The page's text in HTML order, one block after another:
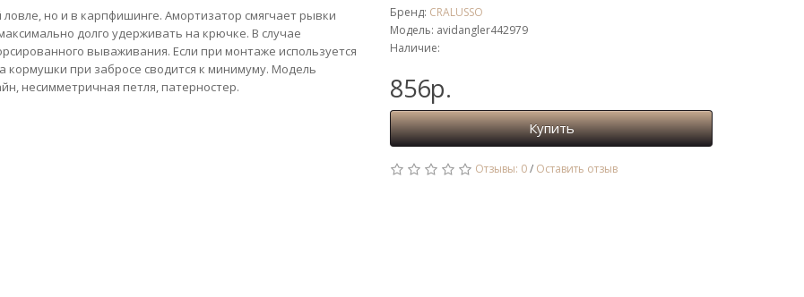
но и в карпфишинге. Амортизатор смягчает рывки
долго удерживать на крючке. В случае
вываживания. Если при монтаже используется
кормушки при забросе сводится к минимуму. Модель
несимметричная петля, патерностер.
Бренд: CRALUSSO
Модель: avidangler442979
Наличие:
856р.
Купить
Отзывы: 0/ Оставить отзыв